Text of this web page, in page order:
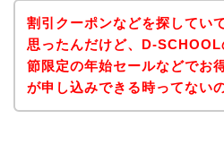
割引クーポンなどを探してい
思ったんだけど、D-SCHOOL
節限定の年始セールなどでお
が申し込みできる時ってない